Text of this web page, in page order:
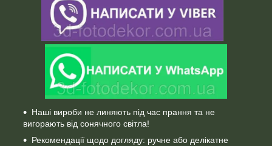
Наші вироби не линяють під час прання та не
вигорають від сонячного світла!
Рекомендації щодо догляду: ручне або делікатне